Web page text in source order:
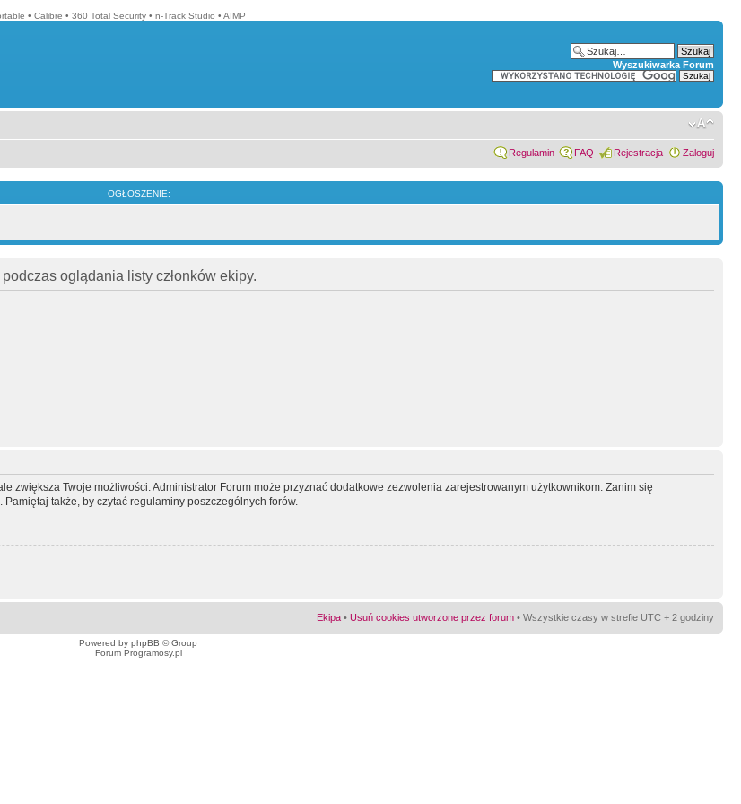
• Calibre • 360 Total Security • n-Track Studio • AIMP
Wyszukiwarka Forum
Regulamin FAQ Rejestracja Zaloguj
OGŁOSZENIE:
oglądania listy członków ekipy.
zwiększa Twoje możliwości. Administrator Forum może przyznać dodatkowe zezwolenia zarejestrowanym użytkownikom. Zanim się
także, by czytać regulaminy poszczególnych forów.
Ekipa • Usuń cookies utworzone przez forum • Wszystkie czasy w strefie UTC + 2 godziny
Powered by phpBB © Group
Forum Programosy.pl